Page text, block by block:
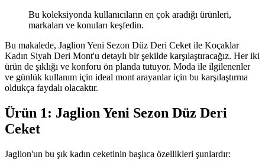
Bu koleksiyonda kullanıcıların en çok aradığı ürünleri,
markaları ve konuları keşfedin.
Bu makalede, Jaglion Yeni Sezon Düz Deri Ceket ile Koçaklar
Kadın Siyah Deri Mont'u detaylı bir şekilde karşılaştıracağız. Her iki
ürün de şıklığı ve konforu ön planda tutuyor. Moda ile ilgilenenler
ve günlük kullanım için ideal mont arayanlar için bu karşılaştırma
oldukça faydalı olacaktır.
Ürün 1: Jaglion Yeni Sezon Düz Deri
Ceket
Jaglion'un bu şık kadın ceketinin başlıca özellikleri şunlardır: